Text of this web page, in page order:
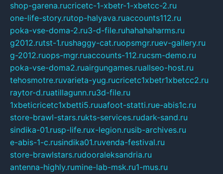
shop-garena.rucricetc-1-xbetr-1-xbetcc-2.ru
one-life-story.rutop-halyava.ruaccounts112.ru
poka-vse-doma-2.ru3-d-file.ruhahahaharms.ru
g2012.rutst-1.rushaggy-cat.ruopsmgr.ruev-gallery.ru
g-2012.ruops-mgr.ruaccounts-112.rucsm-demo.ru
poka-vse-doma2.ruairgungames.ruallseo-host.ru
tehosmotre.ruvarieta-yug.rucricetc1xbetr1xbetcc2.ru
raytor-d.ruatillagunn.ru3d-file.ru
1xbeticricetc1xbetti5.ruuafoot-statti.rue-abis1c.ru
store-brawl-stars.rukts-services.rudark-sand.ru
sindika-01.rusp-life.rux-legion.rusib-archives.ru
e-abis-1-c.rusindika01.ruvenda-festival.ru
store-brawlstars.rudooraleksandria.ru
antenna-highly.rumine-lab-msk.ru1-mus.ru